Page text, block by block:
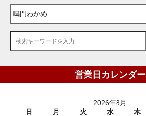
営業日カレンダー
2026年8月
日
月 火 水 木